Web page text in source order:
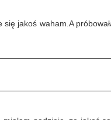
jakoś waham.A